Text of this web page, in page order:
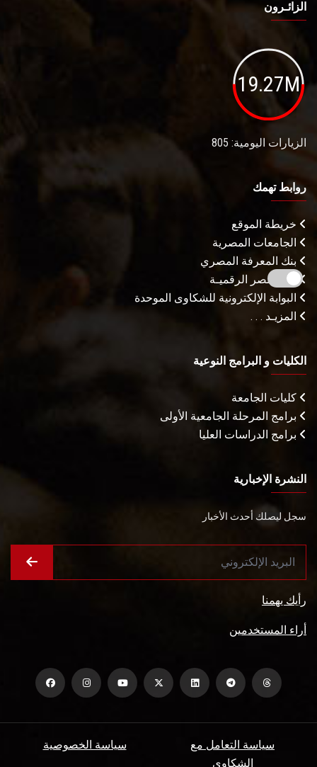
الزائـرون
19.27M
الزيارات اليومية: 805
روابط تهمك
خريطة الموقع
الجامعات المصرية
بنك المعرفة المصري
بوابة مصر الرقميـة
البوابة الإلكترونية للشكاوى الموحدة
المزيـد . . .
الكليات و البرامج النوعية
كليات الجامعة
برامج المرحلة الجامعية الأولى
برامج الدراسات العليا
النشرة الإخبارية
سجل ليصلك أحدث الأخبار
رأيك يهمنا
أراء المستخدمين
سياسة الخصوصية
سياسة التعامل مع
الشكاوي